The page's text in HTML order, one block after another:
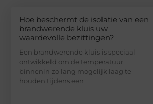
Hoe beschermt de isolatie van een
brandwerende kluis uw
waardevolle bezittingen?
Een brandwerende kluis is speciaal
ontwikkeld om de temperatuur
binnenin zo lang mogelijk laag te
houden tijdens een